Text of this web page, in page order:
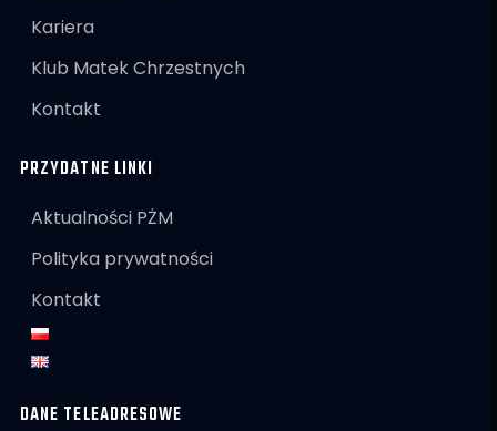
Kariera
Klub Matek Chrzestnych
Kontakt
PRZYDATNE LINKI
Aktualności PŻM
Polityka prywatności
Kontakt
DANE TELEADRESOWE